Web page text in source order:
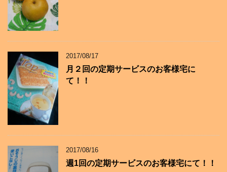
2017/08/17
月２回の定期サービスのお客様宅に
て！！
2017/08/16
週1回の定期サービスのお客様宅にて！！